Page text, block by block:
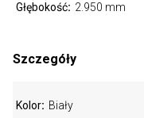
Głębokość 2.950 mm
Szczegóły
Kolor Biały